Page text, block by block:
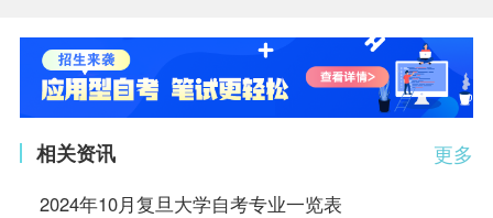
更多
相关资讯
2024年10月复旦大学自考专业一览表